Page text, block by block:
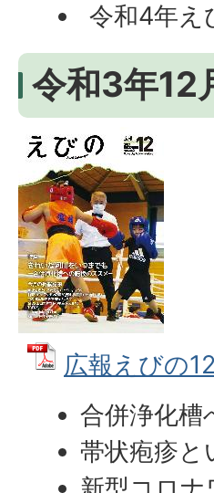
令和4年え
令和3年12
広報えびの
合併浄化槽
帯状疱疹